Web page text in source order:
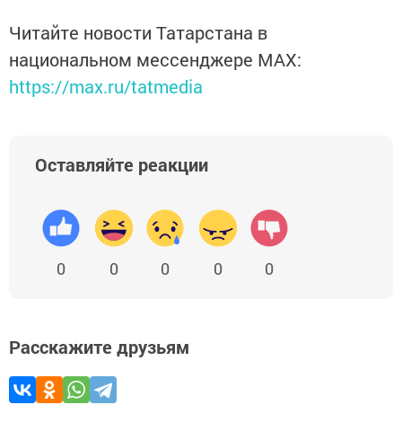
Читайте новости Татарстана в
национальном мессенджере MАХ:
https://max.ru/tatmedia
Оставляйте реакции
0 0 0 0 0
Расскажите друзьям